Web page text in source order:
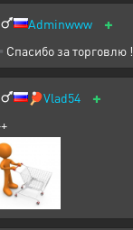
Adminwww +
Спасибо за торговлю !
🏓Vlad54 +